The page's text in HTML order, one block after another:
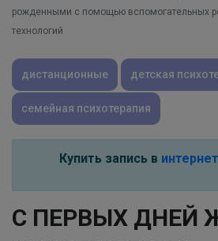
рожденными с помощью вспомогательных
технологий
дистанционные детская
семейная психотерапия
Купить запись в
С ПЕРВЫХ ДНЕЙ